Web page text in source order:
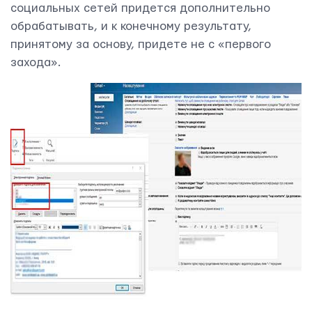
социальных сетей придется дополнительно
обрабатывать, и к конечному результату,
принятому за основу, придете не с «первого
захода».